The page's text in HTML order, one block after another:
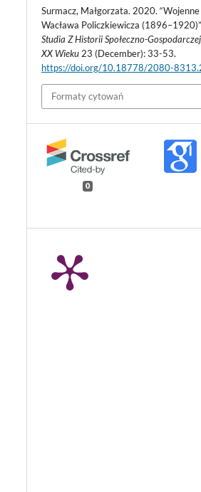
Surmacz, Małgorzata. 2020.
Wacława Policzkiewicza
Studia Z Historii Społeczno-
XX Wieku 23 (December): 33-53.
https://doi.org/10.18778/2080-
Formaty cytowań
0